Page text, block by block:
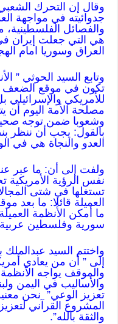
وقال إن التحرك
جدوائيته في مواجهة
والفصائل
هي التي جعلت إيران
العراق وسوريا امام
وتابع السيد الحوثي ”
تكون في موقع الضعف
للأمريكي والإسرائيلي
مصلحة الأمة اليوم أن
وشعوبا ضمن توجه
بالقول: يجب أن ننظر
العدو والنجاة هي في
ولفت إلى أن: ما عبر
نفس الرؤية الأمريكية
تستغلها في شتى
العميلة قائلا: ما
ما أمكن الأنظمة
سورية وفلسطين
واختتم السيد عبدالملك
إلى ” أن من يعادي
والموقف يواجه
والأساليب في اليمن
تعزيز الوعي” نحن
المشروع القرآني
والثقة بالله”.